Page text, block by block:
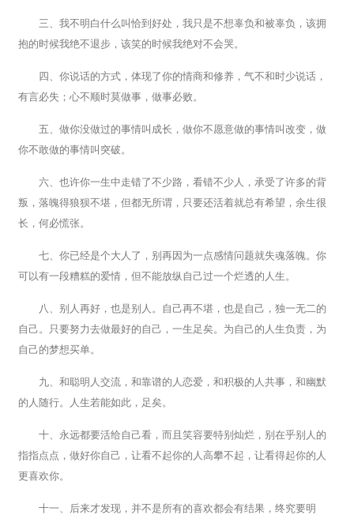
三、我不明白什么叫恰到好处，我只是不想辜负和被辜负，该拥
抱的时候我绝不退步，该笑的时候我绝对不会哭。
四、你说话的方式，体现了你的情商和修养，气不和时少说话，
有言必失；心不顺时莫做事，做事必败。
五、做你没做过的事情叫成长，做你不愿意做的事情叫改变，做
你不敢做的事情叫突破。
六、也许你一生中走错了不少路，看错不少人，承受了许多的背
叛，落魄得狼狈不堪，但都无所谓，只要还活着就总有希望，余生很
长，何必慌张。
七、你已经是个大人了，别再因为一点感情问题就失魂落魄。你
可以有一段糟糕的爱情，但不能放纵自己过一个烂透的人生。
八、别人再好，也是别人。自己再不堪，也是自己，独一无二的
自己。只要努力去做最好的自己，一生足矣。为自己的人生负责，为
自己的梦想买单。
九、和聪明人交流，和靠谱的人恋爱，和积极的人共事，和幽默
的人随行。人生若能如此，足矣。
十、永远都要活给自己看，而且笑容要特别灿烂，别在乎别人的
指指点点，做好你自己，让看不起你的人高攀不起，让看得起你的人
更喜欢你。
十一、后来才发现，并不是所有的喜欢都会有结果，终究要明